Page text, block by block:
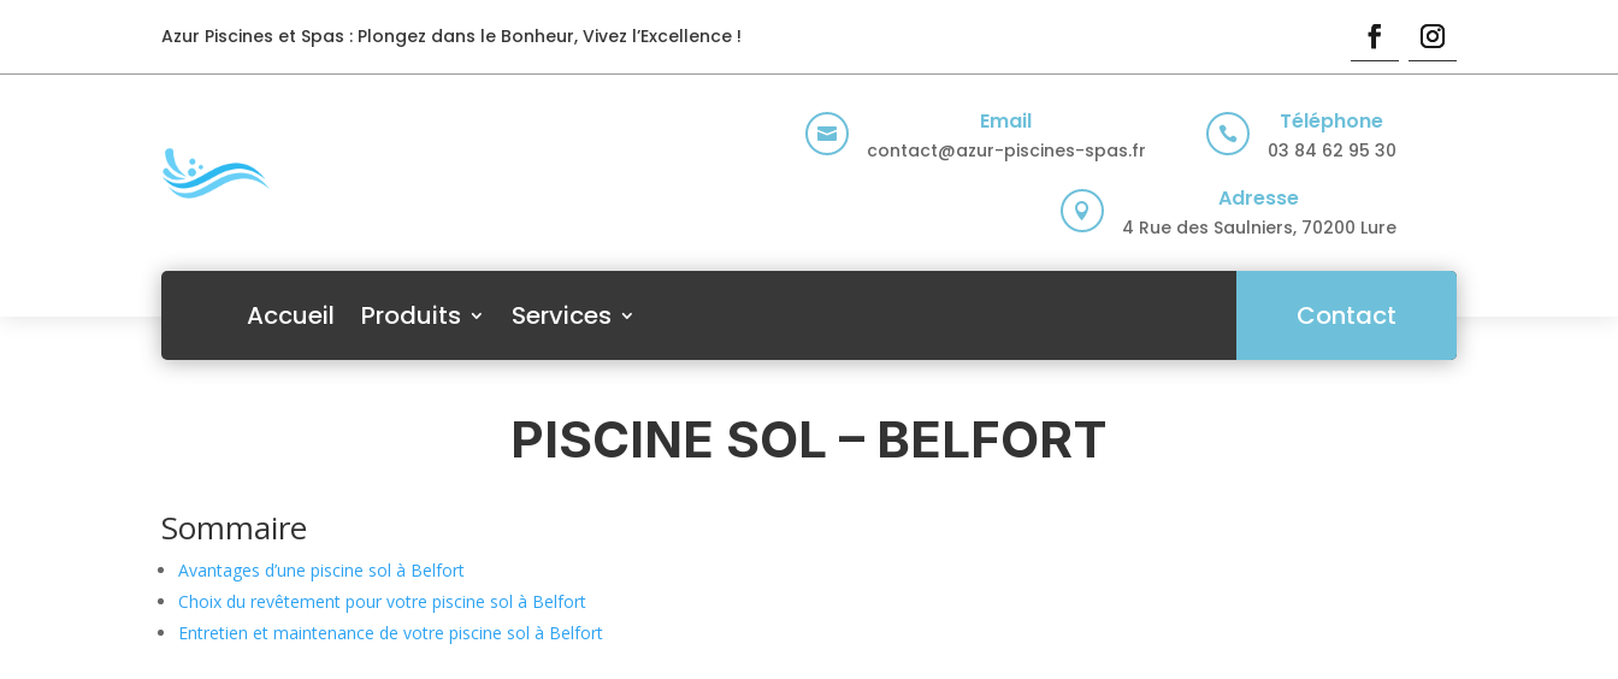
Azur Piscines et Spas : Plongez dans le Bonheur, Vivez l’Excellence !
 Email
contact@azur-piscines-spas.fr
 Téléphone
03 84 62 95 30
 Adresse
4 Rue des Saulniers, 70200 Lure
Accueil Produits Services Contact
PISCINE SOL – BELFORT
Sommaire
Avantages d’une piscine sol à Belfort
Choix du revêtement pour votre piscine sol à Belfort
Entretien et maintenance de votre piscine sol à Belfort